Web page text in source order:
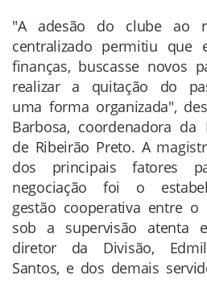
"A adesão do clube ao
centralizado permitiu que
finanças, buscasse novos
realizar a quitação do
uma forma organizada",
Barbosa, coordenadora da
de Ribeirão Preto. A
dos principais fatores
negociação foi o
gestão cooperativa entre
sob a supervisão atenta
diretor da Divisão,
Santos, e dos demais